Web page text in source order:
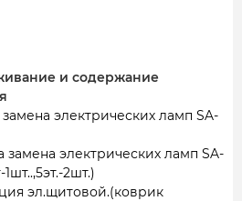
и содержание
электрических ламп SA-
замена электрических ламп SA-
2шт.)
эл.щитовой.(коврик